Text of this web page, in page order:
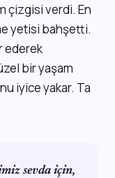
çizgisi verdi. En
yetisi bahşetti.
ederek
bir yaşam
iyice yakar. Ta
sevda için,